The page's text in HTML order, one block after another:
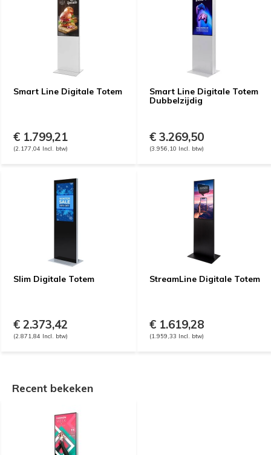
Smart Line Digitale Totem
€ 1.799,21
(2.177,04 Incl. btw)
Smart Line Digitale Totem
Dubbelzijdig
€ 3.269,50
(3.956,10 Incl. btw)
Slim Digitale Totem
€ 2.373,42
(2.871,84 Incl. btw)
StreamLine Digitale Totem
€ 1.619,28
(1.959,33 Incl. btw)
Recent bekeken